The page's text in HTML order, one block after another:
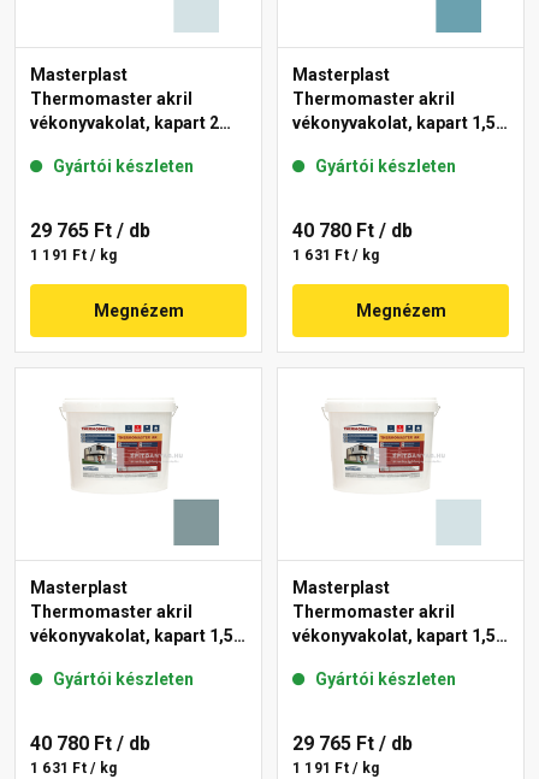
Masterplast
Thermomaster akril
vékonyvakolat, kapart 2
Gyártói készleten
29 765 Ft / db
1 191 Ft / kg
Megnézem
Masterplast
Thermomaster akril
vékonyvakolat, kapart 1,5
Gyártói készleten
40 780 Ft / db
1 631 Ft / kg
Megnézem
Masterplast
Thermomaster akril
vékonyvakolat, kapart 1,5
Gyártói készleten
40 780 Ft / db
1 631 Ft / kg
Masterplast
Thermomaster akril
vékonyvakolat, kapart 1,5
Gyártói készleten
29 765 Ft / db
1 191 Ft / kg